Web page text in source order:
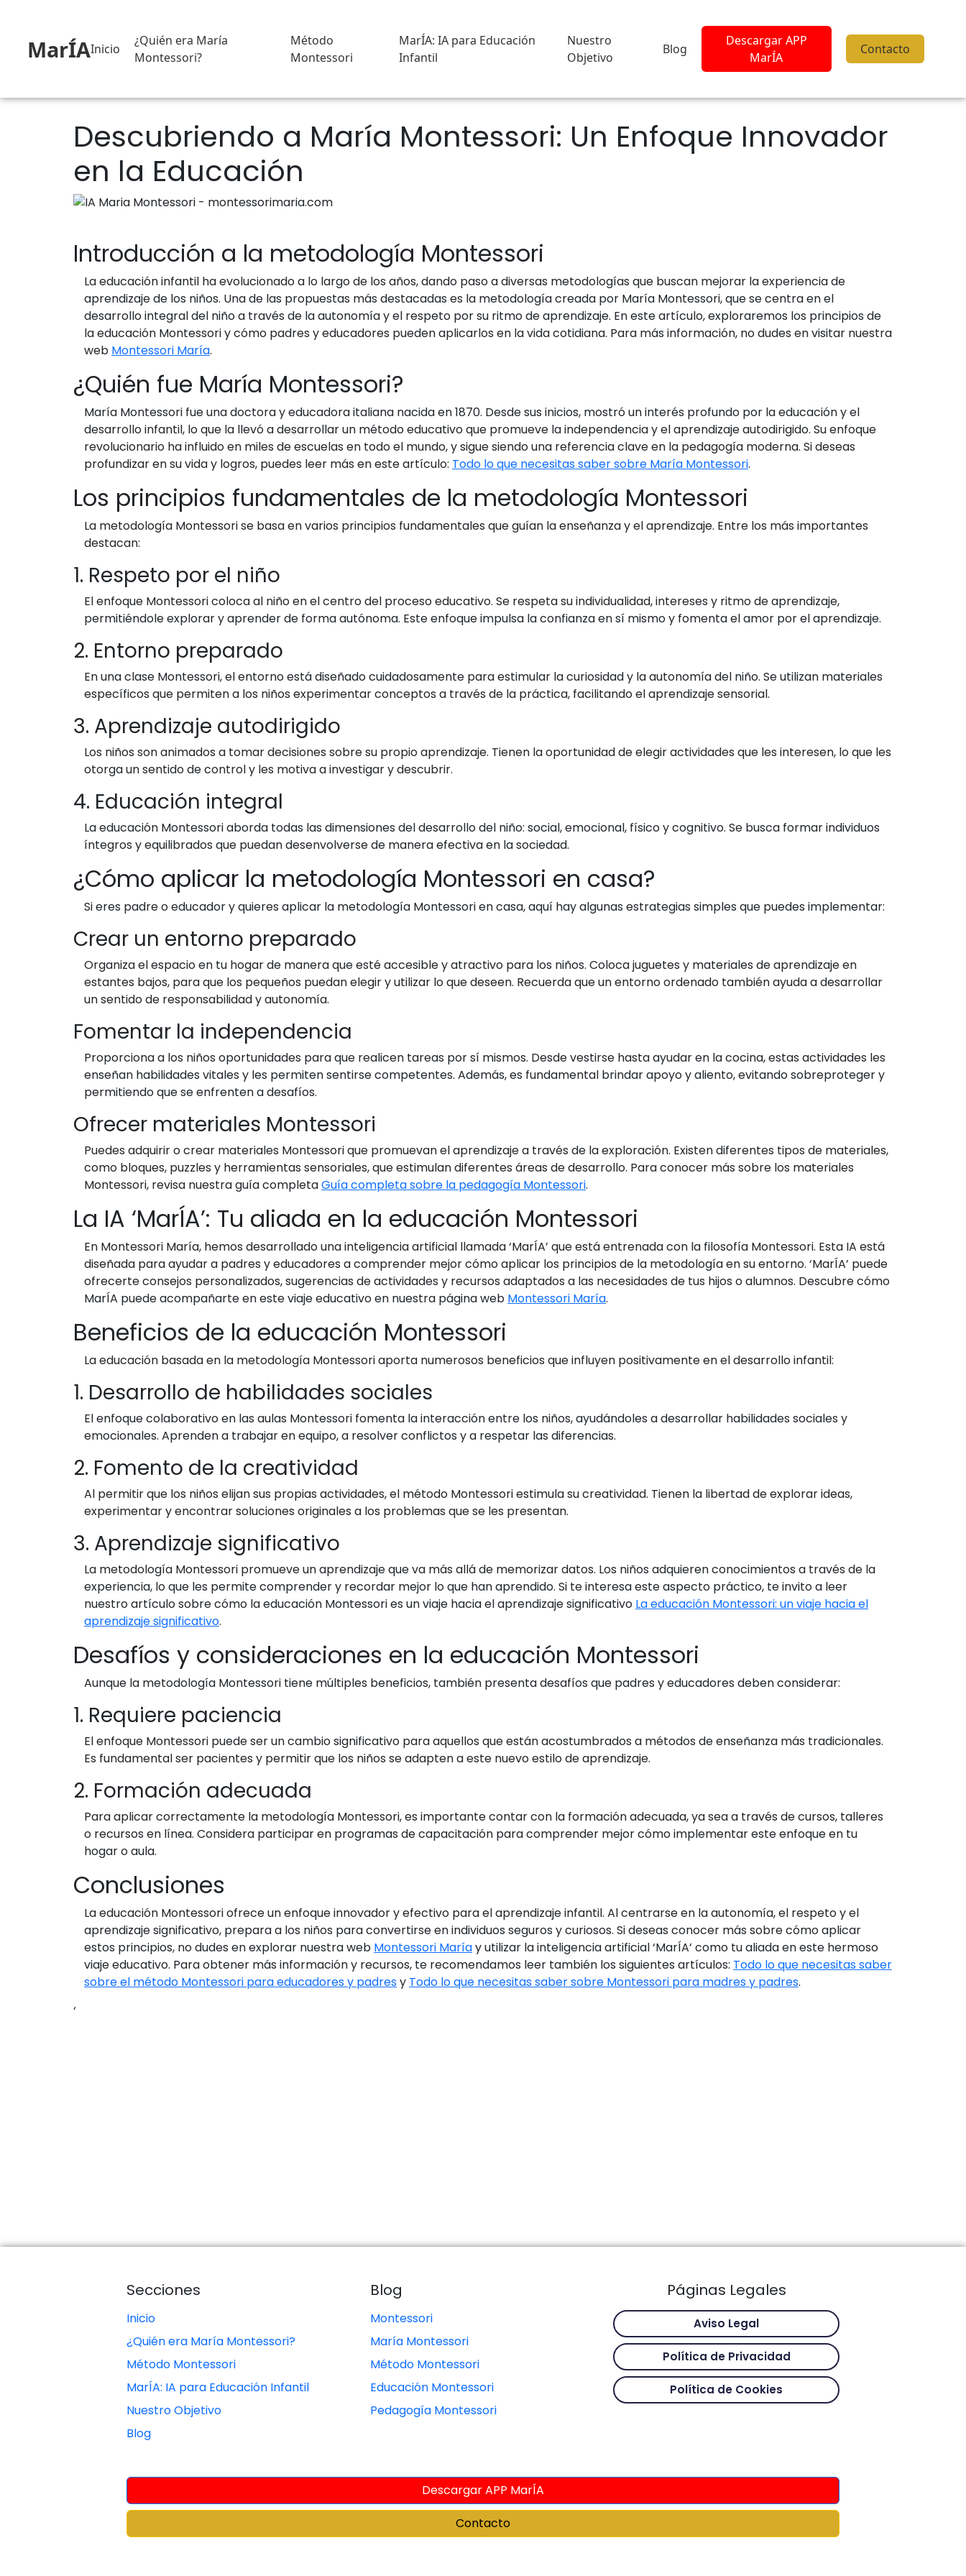
MarÍAInicio
¿Quién era María
Montessori?
Método
Montessori
MarÍA: IA para Educación
Infantil
Nuestro
Objetivo
Blog
Descargar APP
MarÍA
Contacto
Descubriendo a María Montessori: Un Enfoque Innovador
en la Educación
Introducción a la metodología Montessori
La educación infantil ha evolucionado a lo largo de los años, dando paso a diversas metodologías que buscan mejorar la experiencia de
aprendizaje de los niños. Una de las propuestas más destacadas es la metodología creada por María Montessori, que se centra en el
desarrollo integral del niño a través de la autonomía y el respeto por su ritmo de aprendizaje. En este artículo, exploraremos los principios de
la educación Montessori y cómo padres y educadores pueden aplicarlos en la vida cotidiana. Para más información, no dudes en visitar nuestra
web Montessori María.
¿Quién fue María Montessori?
María Montessori fue una doctora y educadora italiana nacida en 1870. Desde sus inicios, mostró un interés profundo por la educación y el
desarrollo infantil, lo que la llevó a desarrollar un método educativo que promueve la independencia y el aprendizaje autodirigido. Su enfoque
revolucionario ha influido en miles de escuelas en todo el mundo, y sigue siendo una referencia clave en la pedagogía moderna. Si deseas
profundizar en su vida y logros, puedes leer más en este artículo: Todo lo que necesitas saber sobre María Montessori.
Los principios fundamentales de la metodología Montessori
La metodología Montessori se basa en varios principios fundamentales que guían la enseñanza y el aprendizaje. Entre los más importantes
destacan:
1. Respeto por el niño
El enfoque Montessori coloca al niño en el centro del proceso educativo. Se respeta su individualidad, intereses y ritmo de aprendizaje,
permitiéndole explorar y aprender de forma autónoma. Este enfoque impulsa la confianza en sí mismo y fomenta el amor por el aprendizaje.
2. Entorno preparado
En una clase Montessori, el entorno está diseñado cuidadosamente para estimular la curiosidad y la autonomía del niño. Se utilizan materiales
específicos que permiten a los niños experimentar conceptos a través de la práctica, facilitando el aprendizaje sensorial.
3. Aprendizaje autodirigido
Los niños son animados a tomar decisiones sobre su propio aprendizaje. Tienen la oportunidad de elegir actividades que les interesen, lo que les
otorga un sentido de control y les motiva a investigar y descubrir.
4. Educación integral
La educación Montessori aborda todas las dimensiones del desarrollo del niño: social, emocional, físico y cognitivo. Se busca formar individuos
íntegros y equilibrados que puedan desenvolverse de manera efectiva en la sociedad.
¿Cómo aplicar la metodología Montessori en casa?
Si eres padre o educador y quieres aplicar la metodología Montessori en casa, aquí hay algunas estrategias simples que puedes implementar:
Crear un entorno preparado
Organiza el espacio en tu hogar de manera que esté accesible y atractivo para los niños. Coloca juguetes y materiales de aprendizaje en
estantes bajos, para que los pequeños puedan elegir y utilizar lo que deseen. Recuerda que un entorno ordenado también ayuda a desarrollar
un sentido de responsabilidad y autonomía.
Fomentar la independencia
Proporciona a los niños oportunidades para que realicen tareas por sí mismos. Desde vestirse hasta ayudar en la cocina, estas actividades les
enseñan habilidades vitales y les permiten sentirse competentes. Además, es fundamental brindar apoyo y aliento, evitando sobreproteger y
permitiendo que se enfrenten a desafíos.
Ofrecer materiales Montessori
Puedes adquirir o crear materiales Montessori que promuevan el aprendizaje a través de la exploración. Existen diferentes tipos de materiales,
como bloques, puzzles y herramientas sensoriales, que estimulan diferentes áreas de desarrollo. Para conocer más sobre los materiales
Montessori, revisa nuestra guía completaGuía completa sobre la pedagogía Montessori.
La IA ‘MarÍA’: Tu aliada en la educación Montessori
En Montessori María, hemos desarrollado una inteligencia artificial llamada ‘MarÍA’ que está entrenada con la filosofía Montessori. Esta IA está
diseñada para ayudar a padres y educadores a comprender mejor cómo aplicar los principios de la metodología en su entorno. ‘MarÍA’ puede
ofrecerte consejos personalizados, sugerencias de actividades y recursos adaptados a las necesidades de tus hijos o alumnos. Descubre cómo
MarÍA puede acompañarte en este viaje educativo en nuestra página web Montessori María.
Beneficios de la educación Montessori
La educación basada en la metodología Montessori aporta numerosos beneficios que influyen positivamente en el desarrollo infantil:
1. Desarrollo de habilidades sociales
El enfoque colaborativo en las aulas Montessori fomenta la interacción entre los niños, ayudándoles a desarrollar habilidades sociales y
emocionales. Aprenden a trabajar en equipo, a resolver conflictos y a respetar las diferencias.
2. Fomento de la creatividad
Al permitir que los niños elijan sus propias actividades, el método Montessori estimula su creatividad. Tienen la libertad de explorar ideas,
experimentar y encontrar soluciones originales a los problemas que se les presentan.
3. Aprendizaje significativo
La metodología Montessori promueve un aprendizaje que va más allá de memorizar datos. Los niños adquieren conocimientos a través de la
experiencia, lo que les permite comprender y recordar mejor lo que han aprendido. Si te interesa este aspecto práctico, te invito a leer
nuestro artículo sobre cómo la educación Montessori es un viaje hacia el aprendizaje significativo La educación Montessori: un viaje hacia el
aprendizaje significativo.
Desafíos y consideraciones en la educación Montessori
Aunque la metodología Montessori tiene múltiples beneficios, también presenta desafíos que padres y educadores deben considerar:
1. Requiere paciencia
El enfoque Montessori puede ser un cambio significativo para aquellos que están acostumbrados a métodos de enseñanza más tradicionales.
Es fundamental ser pacientes y permitir que los niños se adapten a este nuevo estilo de aprendizaje.
2. Formación adecuada
Para aplicar correctamente la metodología Montessori, es importante contar con la formación adecuada, ya sea a través de cursos, talleres
o recursos en línea. Considera participar en programas de capacitación para comprender mejor cómo implementar este enfoque en tu
hogar o aula.
Conclusiones
La educación Montessori ofrece un enfoque innovador y efectivo para el aprendizaje infantil. Al centrarse en la autonomía, el respeto y el
aprendizaje significativo, prepara a los niños para convertirse en individuos seguros y curiosos. Si deseas conocer más sobre cómo aplicar
estos principios, no dudes en explorar nuestra web Montessori Maríay utilizar la inteligencia artificial ‘MarÍA’ como tu aliada en este hermoso
viaje educativo. Para obtener más información y recursos, te recomendamos leer también los siguientes artículos: Todo lo que necesitas saber
sobre el método Montessori para educadores y padresy Todo lo que necesitas saber sobre Montessori para madres y padres.
‘
Secciones
Inicio
¿Quién era María Montessori?
Método Montessori
MarÍA: IA para Educación Infantil
Nuestro Objetivo
Blog
Blog
Montessori
María Montessori
Método Montessori
Educación Montessori
Pedagogía Montessori
Páginas Legales
Aviso Legal
Política de Privacidad
Política de Cookies
Descargar APP MarÍA
Contacto